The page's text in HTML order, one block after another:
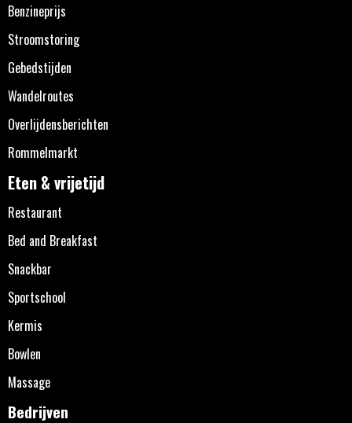
Benzineprijs
Stroomstoring
Gebedstijden
Wandelroutes
Overlijdensberichten
Rommelmarkt
Eten & vrijetijd
Restaurant
Bed and Breakfast
Snackbar
Sportschool
Kermis
Bowlen
Massage
Bedrijven